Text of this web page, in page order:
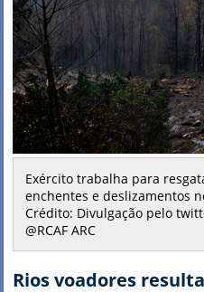
Exército trabalha para
enchentes e deslizamentos
Crédito: Divulgação pelo
@RCAF ARC
Rios voadores